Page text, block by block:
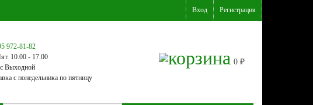
Вход Регистрация
972-81-82
10.00 - 17.00
Выходной
с понедельника по пятницу
0 ₽